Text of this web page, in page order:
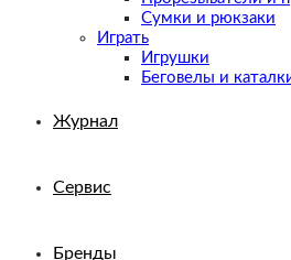
Сумки и рюкзаки
Играть
Игрушки
Беговелы и
Журнал
Сервис
Бренды